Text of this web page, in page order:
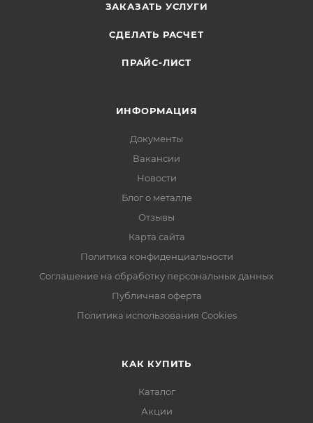
ЗАКАЗАТЬ УСЛУГИ
СДЕЛАТЬ РАСЧЕТ
ПРАЙС-ЛИСТ
ИНФОРМАЦИЯ
Документы
Вакансии
Новости
Блог о металле
Отзывы
Карта сайта
Политика конфиденциальности
Соглашение на обработку персональных данных
Публичная оферта
Политика использования Cookies
КАК КУПИТЬ
Каталог
Акции